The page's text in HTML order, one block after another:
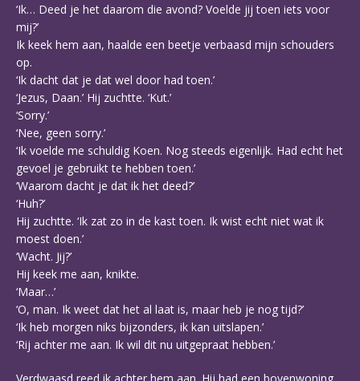
‘Ik… Deed je het daarom die avond? Voelde jij toen iets voor
mij?’
Ik keek hem aan, haalde een beetje verbaasd mijn schouders
op.
‘Ik dacht dat je dat wel door had toen.’
‘Jezus, Daan.’ Hij zuchtte. ‘Kut.’
‘Sorry.’
‘Nee, geen sorry.’
‘Ik voelde me schuldig Koen. Nog steeds eigenlijk. Had echt het
gevoel je gebruikt te hebben toen.’
‘Waarom dacht je dat ik het deed?’
‘Huh?’
Hij zuchtte. ‘Ik zat zo in de kast toen. Ik wist echt niet wat ik
moest doen.’
‘Wacht. Jij?’
Hij keek me aan, knikte.
‘Maar…’
‘O, man. Ik weet dat het al laat is, maar heb je nog tijd?’
‘Ik heb morgen niks bijzonders, ik kan uitslapen.’
‘Rij achter me aan. Ik wil dit nu uitgepraat hebben.’